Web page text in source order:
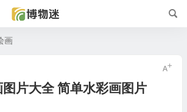
画
片大全 简单水彩画图片